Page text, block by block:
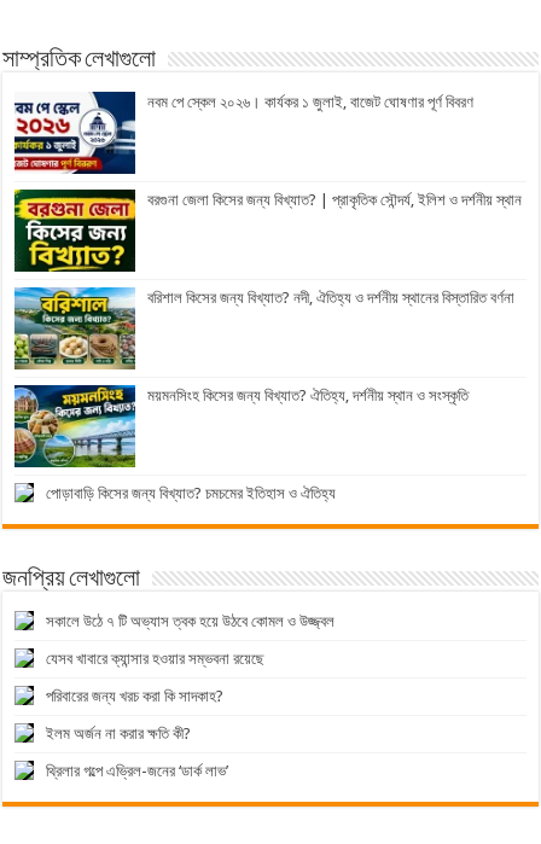
সাম্প্রতিক লেখাগুলো
নবম পে স্কেল ২০২৬। কার্যকর ১ জুলাই, বাজেট ঘোষণার পূর্ণ বিবরণ
বরগুনা জেলা কিসের জন্য বিখ্যাত? | প্রাকৃতিক সৌন্দর্য, ইলিশ ও দর্শনীয় স্থান
বরিশাল কিসের জন্য বিখ্যাত? নদী, ঐতিহ্য ও দর্শনীয় স্থানের বিস্তারিত বর্ণনা
ময়মনসিংহ কিসের জন্য বিখ্যাত? ঐতিহ্য, দর্শনীয় স্থান ও সংস্কৃতি
পোড়াবাড়ি কিসের জন্য বিখ্যাত? চমচমের ইতিহাস ও ঐতিহ্য
জনপ্রিয় লেখাগুলো
সকালে উঠে ৭ টি অভ্যাস ত্বক হয়ে উঠবে কোমল ও উজ্জ্বল
যেসব খাবারে ক্যান্সার হওয়ার সম্ভবনা রয়েছে
পরিবারের জন্য খরচ করা কি সাদকাহ?
ইলম অর্জন না করার ক্ষতি কী?
থ্রিলার গল্পে এভ্রিল-জনের ‘ডার্ক লাভ’